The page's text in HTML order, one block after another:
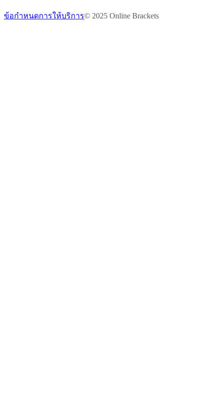
ข้อกำหนดการให้บริการ© 2025 Online Brackets